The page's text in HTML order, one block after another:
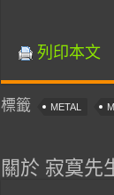
列印本文
標籤 METAL
關於 寂寞先